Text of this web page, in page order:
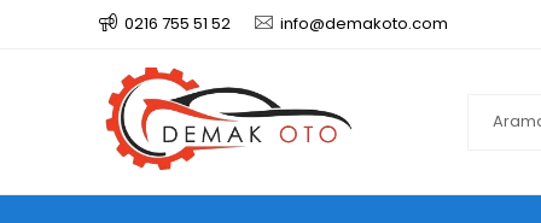
0216 755 51 52 info@demakoto.com